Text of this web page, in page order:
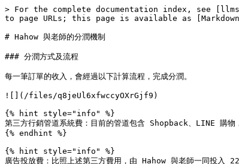
> For the complete documentation index, see
to page URLs; this page is available as
# Hahow 與老師的分潤機制
### 分潤方式及流程
每一筆訂單的收入，會經過以下計算流程，完成分潤。
![](/files/q8jeUl6xfwccyOXrGjf9)
{% hint style="info" %}
第三方行銷管道系統費：目前的管道包含 Shopback、LINE 購物
{% endhint %}
{% hint style="info" %}
廣告投放費：比照上述第三方費用，由 Hahow 與老師一同投入